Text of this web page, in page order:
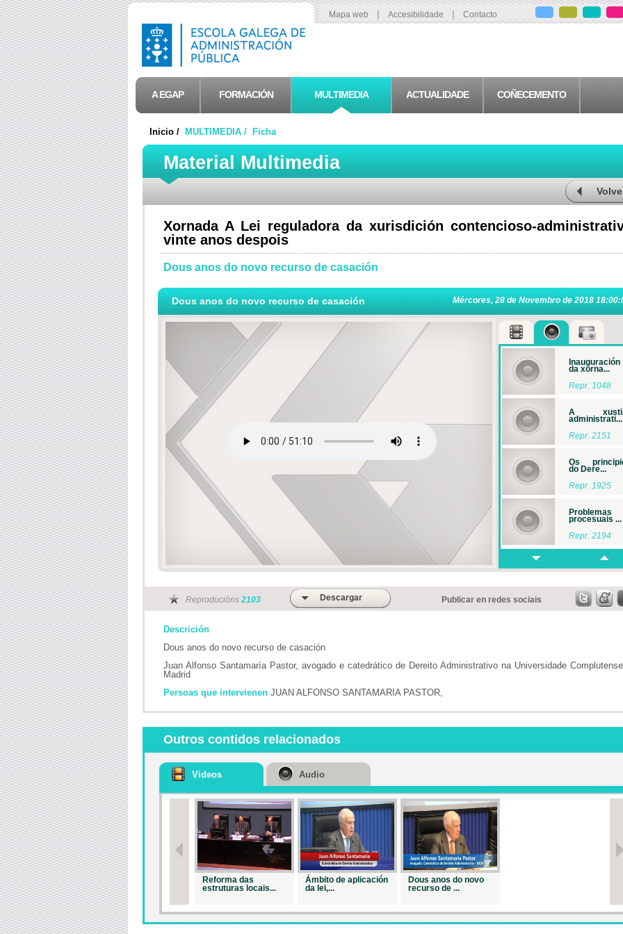
Mapa web | Accesibilidade | Contacto
A EGAP FORMACIÓN MULTIMEDIA ACTUALIDADE COÑECEMENTO
Inicio / MULTIMEDIA / Ficha
Material Multimedia
Xornada A Lei reguladora da xurisdición contencioso-
vinte anos despois
Dous anos do novo recurso de casación
Dous anos do novo recurso de casación Mércores, 28 de Novembro de 2018
Inauguración
da xorna...
Repr. 1048
A
administrati...
Repr. 2151
Os
do Dere...
Repr. 1925
Problemas
procesuais ...
Repr. 2194
A mediación
xuris...
Repr. 1996
A
Reproducións 2103 Descargar Publicar en redes sociais
Descrición
Dous anos do novo recurso de casación
Juan Alfonso Santamaría Pastor, avogado e catedrático de Dereito Administrativo na Universidade
Madrid
Persoas que intervienen JUAN ALFONSO SANTAMARIA PASTOR,
Outros contidos relacionados
Videos
Reforma das
estruturas locais...
Ámbito de aplicación
da lei,...
Dous anos do novo
recurso de ...
Audio